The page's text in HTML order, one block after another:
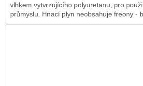
vlhkem vytvrzujícího polyuretanu, pro
průmyslu. Hnací plyn neobsahuje freony -